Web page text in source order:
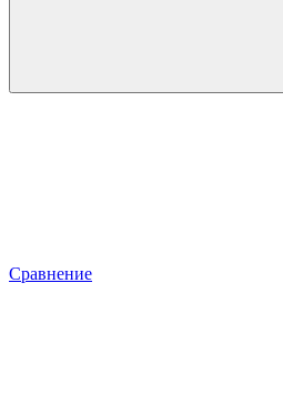
Сравнение